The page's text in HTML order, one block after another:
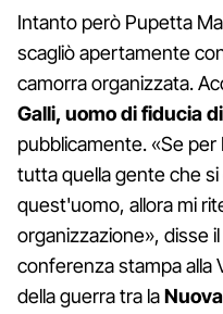
Intanto però Pupetta
scagliò apertamente
camorra organizzata.
Galli, uomo di fiducia
pubblicamente. «Se
tutta quella gente che
quest'uomo, allora mi
organizzazione», disse
conferenza stampa alla
della guerra tra la